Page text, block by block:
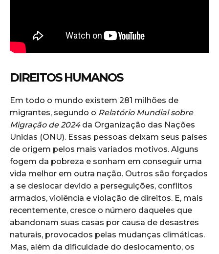
DIREITOS HUMANOS
Em todo o mundo existem 281 milhões de
migrantes, segundo o Relatório Mundial sobre
Migração de 2024 da Organização das Nações
Unidas (ONU). Essas pessoas deixam seus países
de origem pelos mais variados motivos. Alguns
fogem da pobreza e sonham em conseguir uma
vida melhor em outra nação. Outros são forçados
a se deslocar devido a perseguições, conflitos
armados, violência e violação de direitos. E, mais
recentemente, cresce o número daqueles que
abandonam suas casas por causa de desastres
naturais, provocados pelas mudanças climáticas.
Mas, além da dificuldade do deslocamento, os